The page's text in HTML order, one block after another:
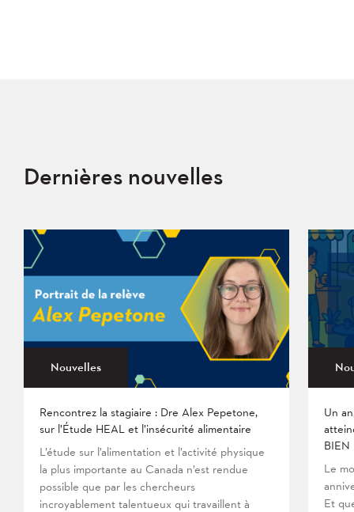
Dernières nouvelles
Nouvelles
Rencontrez la stagiaire : Dre Alex Pepetone,
sur l’Étude HEAL et l’insécurité alimentaire
L’étude sur l’alimentation et l’activité physique
la plus importante au Canada n’est rendue
possible que par les chercheurs
incroyablement talentueux qui travaillent à
Un
BIEN
Le
Et